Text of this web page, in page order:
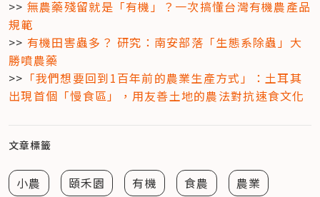
>> 無農藥殘留就是「有機」？一次搞懂台灣有機農產品
規範
>> 有機田害蟲多？ 研究：南安部落「生態系除蟲」大
勝噴農藥
>> 「我們想要回到1百年前的農業生產方式」：土耳其
出現首個「慢食區」，用友善土地的農法對抗速食文化
文章標籤
小農 頤禾園 有機 食農 農業